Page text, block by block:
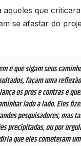
aqueles que
se afastar do
é que sigam seus
façam uma
os prós e contras e
lado a lado. Eles
pesquisadores, mas
precipitadas, ou por
que eles cometeram